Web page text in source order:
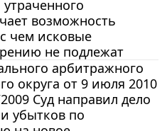
возможность
чем исковые
не подлежат
арбитражного
округа от 9 июля 2010
Суд направил дело
убытков по